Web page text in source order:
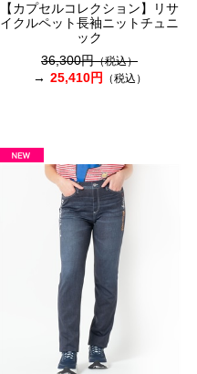
【カプセルコレクション】リサ
イクルペット長袖ニットチュニ
ック
36,300円（税込）
25,410円 （税込）